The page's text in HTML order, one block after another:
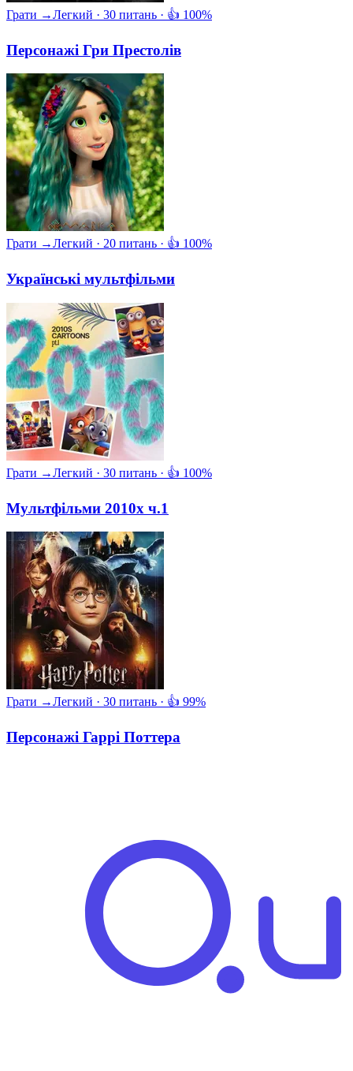
Грати →Легкий · 30 питань · 👍 100%
Персонажі Гри Престолів
Грати →Легкий · 20 питань · 👍 100%
Українські мультфільми
Грати →Легкий · 30 питань · 👍 100%
Мультфільми 2010х ч.1
Грати →Легкий · 30 питань · 👍 99%
Персонажі Гаррі Поттера